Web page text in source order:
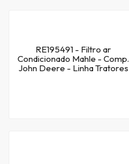
RE195491 - Filtro ar
Condicionado Mahle - Comp.
John Deere - Linha Tratores